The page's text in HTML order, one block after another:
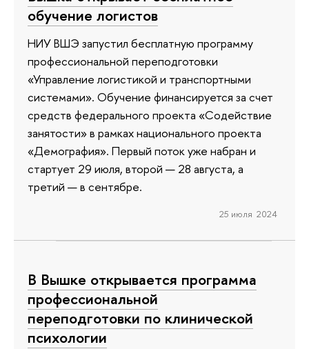
обучение логистов
НИУ ВШЭ запустил бесплатную программу
профессиональной переподготовки
«Управление логистикой и транспортными
системами». Обучение финансируется за счет
средств федерального проекта «Содействие
занятости» в рамках национального проекта
«Демография». Первый поток уже набран и
стартует 29 июля, второй — 28 августа, а
третий — в сентябре.
25 июля 2024
В Вышке открывается программа
профессиональной
переподготовки по клинической
психологии